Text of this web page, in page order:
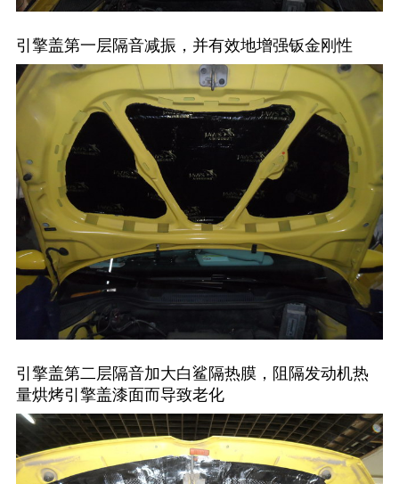
引擎盖第一层隔音减振，并有效地增强钣金刚性
引擎盖第二层隔音加大白鲨隔热膜，阻隔发动机热
量烘烤引擎盖漆面而导致老化